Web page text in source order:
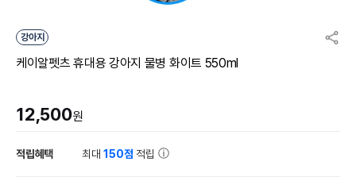
강아지
케이알펫츠 휴대용 강아지 물병 화이트 550ml
12,500원
적립혜택 최대150점 적립